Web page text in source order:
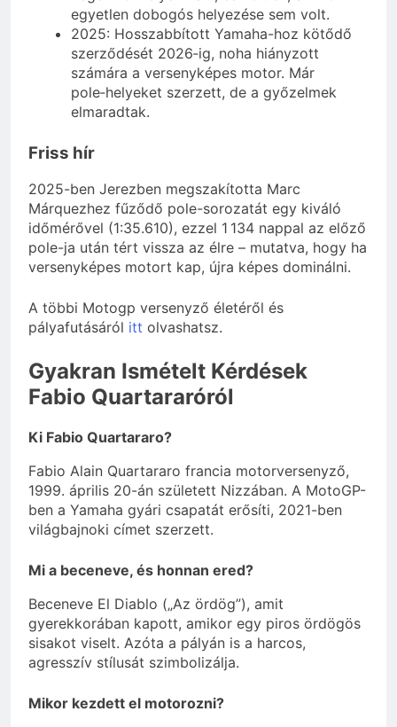
egyetlen dobogós helyezése sem volt.
2025: Hosszabbított Yamaha-hoz kötődő
szerződését 2026‑ig, noha hiányzott
számára a versenyképes motor. Már
pole‑helyeket szerzett, de a győzelmek
elmaradtak.
Friss hír
2025-ben Jerezben megszakította Marc
Márquezhez fűződő pole-sorozatát egy kiváló
időmérővel (1:35.610), ezzel 1 134 nappal az előző
pole-ja után tért vissza az élre – mutatva, hogy ha
versenyképes motort kap, újra képes dominálni.
A többi Motogp versenyző életéről és
pályafutásáról itt olvashatsz.
Gyakran Ismételt Kérdések
Fabio Quartararóról
Ki Fabio Quartararo?
Fabio Alain Quartararo francia motorversenyző,
1999. április 20-án született Nizzában. A MotoGP-
ben a Yamaha gyári csapatát erősíti, 2021-ben
világbajnoki címet szerzett.
Mi a beceneve, és honnan ered?
Beceneve El Diablo („Az ördög”), amit
gyerekkorában kapott, amikor egy piros ördögös
sisakot viselt. Azóta a pályán is a harcos,
agresszív stílusát szimbolizálja.
Mikor kezdett el motorozni?